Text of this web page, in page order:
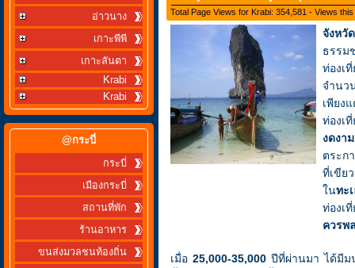
อ่าวนาง
เกาะพีพี
เกาะลันตา
Krabi
Krabi
@กระบี่
กระบี่
เมืองกระบี่
สถานที่พัก
ร้านอาหาร
ขนส่งมวลชนท้องถิ่น
Total Page Views for Krabi: 354,581 - Views
จังหวั
ธรรม
ท่องเ
จำน
เพียง
ท่อง
งดงาม
ตระก
ที่เขีย
ในทะ
ท่องเ
ควรพ
เมื่อ 25,000-35,000 ปีที่ผ่านมา ได้มีม